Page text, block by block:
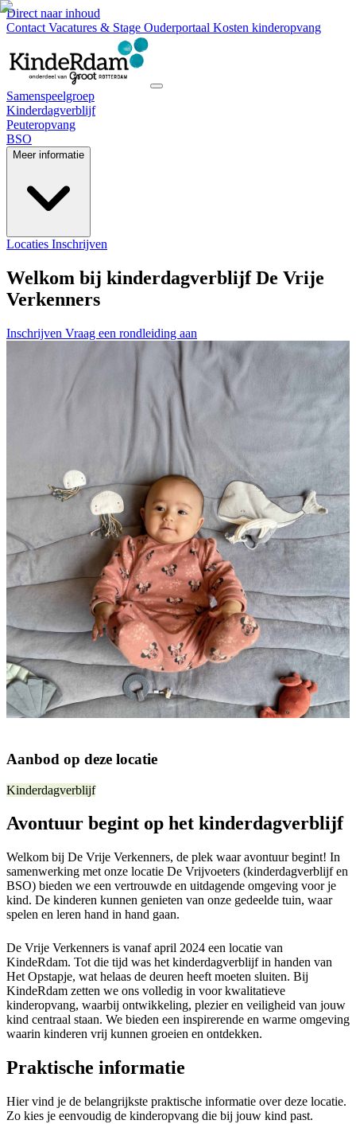
Direct naar inhoud
Contact Vacatures & Stage Ouderportaal Kosten kinderopvang
Samenspeelgroep
Kinderdagverblijf
Peuteropvang
BSO
Meer informatie
Locaties Inschrijven
Welkom bij kinderdagverblijf De Vrije
Verkenners
Inschrijven Vraag een rondleiding aan
Aanbod op deze locatie
Kinderdagverblijf
Avontuur begint op het kinderdagverblijf
Welkom bij De Vrije Verkenners, de plek waar avontuur begint! In
samenwerking met onze locatie De Vrijvoeters (kinderdagverblijf en
BSO) bieden we een vertrouwde en uitdagende omgeving voor je
kind. De kinderen kunnen genieten van onze gedeelde tuin, waar
spelen en leren hand in hand gaan.
De Vrije Verkenners is vanaf april 2024 een locatie van
KindeRdam. Tot die tijd was het kinderdagverblijf in handen van
Het Opstapje, wat helaas de deuren heeft moeten sluiten. Bij
KindeRdam zetten we ons volledig in voor kwalitatieve
kinderopvang, waarbij ontwikkeling, plezier en veiligheid van jouw
kind centraal staan. We bieden een inspirerende en warme omgeving
waarin kinderen vrij kunnen groeien en ontdekken.
Praktische informatie
Hier vind je de belangrijkste praktische informatie over deze locatie.
Zo kies je eenvoudig de kinderopvang die bij jouw kind past.